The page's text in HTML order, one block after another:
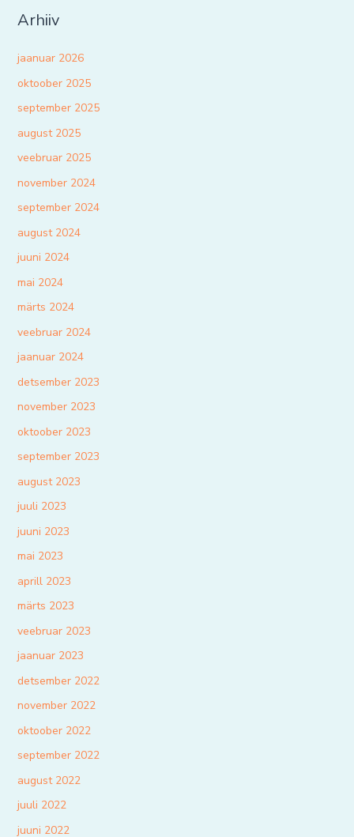
Arhiiv
jaanuar 2026
oktoober 2025
september 2025
august 2025
veebruar 2025
november 2024
september 2024
august 2024
juuni 2024
mai 2024
märts 2024
veebruar 2024
jaanuar 2024
detsember 2023
november 2023
oktoober 2023
september 2023
august 2023
juuli 2023
juuni 2023
mai 2023
aprill 2023
märts 2023
veebruar 2023
jaanuar 2023
detsember 2022
november 2022
oktoober 2022
september 2022
august 2022
juuli 2022
juuni 2022